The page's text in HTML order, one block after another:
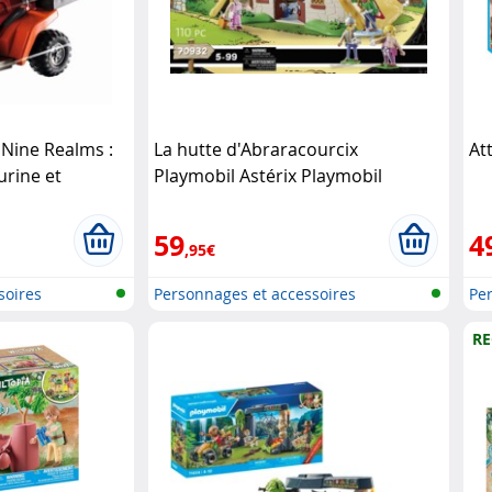
Realms :
et
La hutte d'Abraracourcix
Playmobil Astérix Playmobil
59,95€
Personnages et accessoires